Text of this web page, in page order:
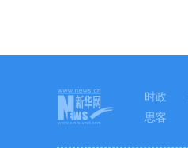
时政
思客